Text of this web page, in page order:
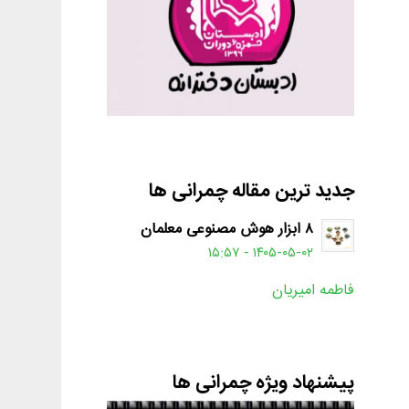
جدید ترین مقاله چمرانی ها
۸ ابزار هوش مصنوعی معلمان
۱۴۰۵-۰۵-۰۲ - ۱۵:۵۷
فاطمه امیریان
پیشنهاد ویژه چمرانی ها